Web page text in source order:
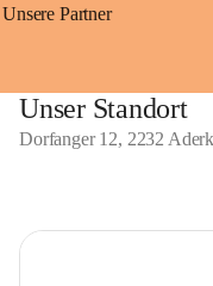
Unsere Partner
Unser Standort
Dorfanger 12, 2232